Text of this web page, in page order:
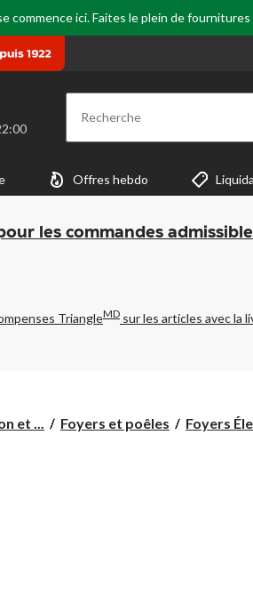
commence ici. Faites le plein de
à 22:00 Recherche
Offres hebdo
les commandes
TriangleMD sur les articles avec la
et ... Foyers et poêles Foyers